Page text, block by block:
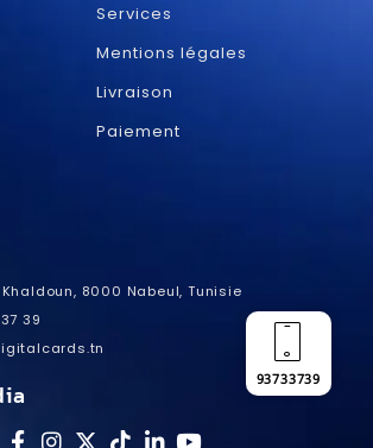
93733739
Services
Mentions légales
Livraison
Paiement
8000 Nabeul, Tunisie
39